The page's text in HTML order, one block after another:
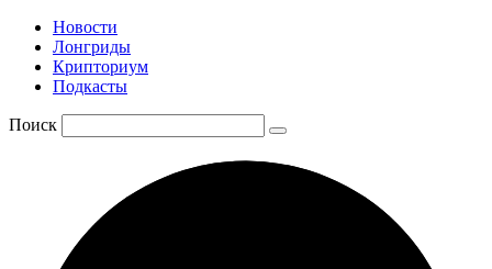
Новости
Лонгриды
Крипториум
Подкасты
Поиск